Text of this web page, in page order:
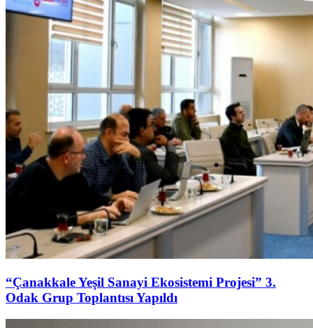
“Çanakkale Yeşil Sanayi Ekosistemi Projesi” 3.
Odak Grup Toplantısı Yapıldı